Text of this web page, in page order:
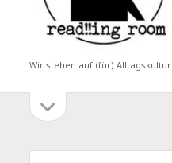
Wir stehen auf (für) Alltagskultur
Seitenleiste
öffnen